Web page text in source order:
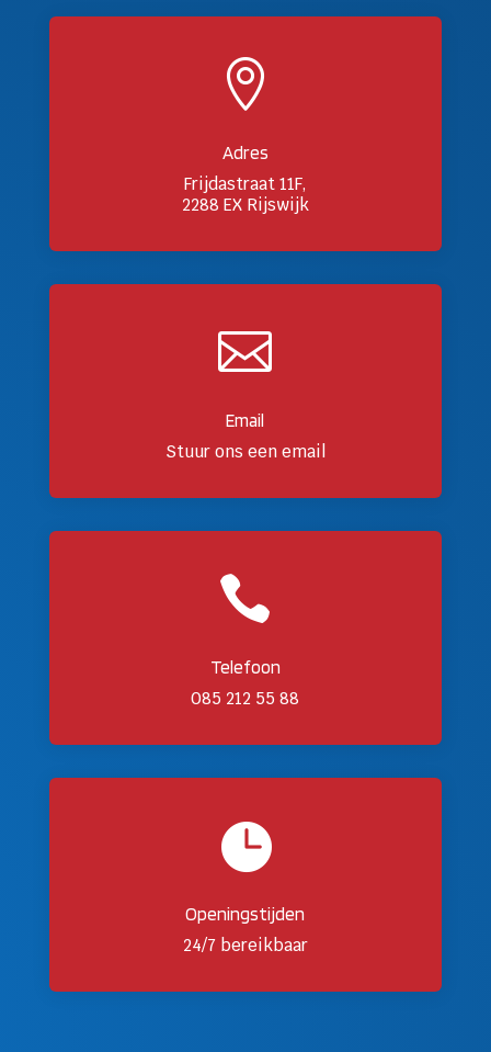

Adres
Frijdastraat 11F,
2288 EX Rijswijk

Email
Stuur ons een email

Telefoon
085 212 55 88

Openingstijden
24/7 bereikbaar